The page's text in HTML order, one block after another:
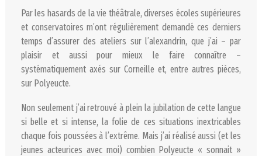
Par les hasards de la vie théâtrale, diverses écoles supérieures
et conservatoires m’ont régulièrement demandé ces derniers
temps d’assurer des ateliers sur l’alexandrin, que j’ai – par
plaisir et aussi pour mieux le faire connaître –
systématiquement axés sur Corneille et, entre autres pièces,
sur Polyeucte.
Non seulement j’ai retrouvé à plein la jubilation de cette langue
si belle et si intense, la folie de ces situations inextricables
chaque fois poussées à l’extrême. Mais j’ai réalisé aussi (et les
jeunes acteurices avec moi) combien Polyeucte « sonnait »